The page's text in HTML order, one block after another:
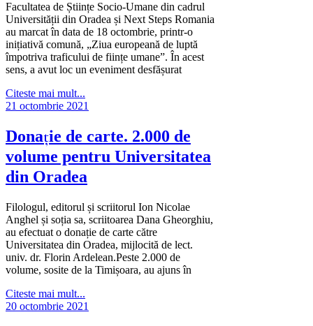
Facultatea de Științe Socio-Umane din cadrul
Universității din Oradea și Next Steps Romania
au marcat în data de 18 octombrie, printr-o
inițiativă comună, „Ziua europeană de luptă
împotriva traficului de ființe umane”. În acest
sens, a avut loc un eveniment desfășurat
Citeste mai mult...
21 octombrie 2021
Donație de carte. 2.000 de
volume pentru Universitatea
din Oradea
Filologul, editorul și scriitorul Ion Nicolae
Anghel și soția sa, scriitoarea Dana Gheorghiu,
au efectuat o donație de carte către
Universitatea din Oradea, mijlocită de lect.
univ. dr. Florin Ardelean.Peste 2.000 de
volume, sosite de la Timișoara, au ajuns în
Citeste mai mult...
20 octombrie 2021